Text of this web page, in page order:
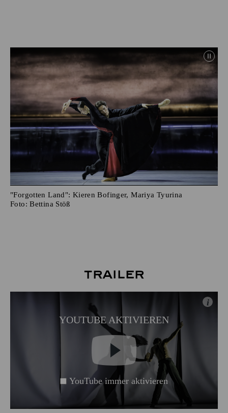
"Forgotten Land": Kieren Bofinger, Mariya Tyurina
Foto: Bettina Stöß
Trailer
YOUTUBE AKTIVIEREN
i
YouTube immer aktivieren